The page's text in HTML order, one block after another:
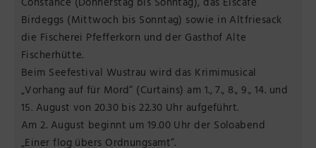
Birdeggs (Mittwoch bis Sonntag) sowie in Altfriesack
die Fischerei Pfefferkorn und der Gasthof Alte
Fischerhütte.
Beim Seefestival Wustrau wird das Krimimusical
„Vorhang auf für Mord“ (Curtains) am 1., 7., 8., 9., 14. und
15. August von 20.30 bis 22.30 Uhr aufgeführt.
Am 2. August beginnt um 19.00 Uhr der Soloabend
„Einer flog übers Ordnungsamt“.